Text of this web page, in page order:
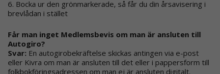
6. Bocka ur den grönmarkerade, så får du din årsavisering i
brevlådan i stället
Får man inget Medlemsbevis om man är ansluten till
Autogiro?
Svar: En autogirobekräftelse skickas antingen via e-post
eller Kivra om man är ansluten till det eller i pappersform till
folkbokföringsadressen om man ej är ansluten digitalt.